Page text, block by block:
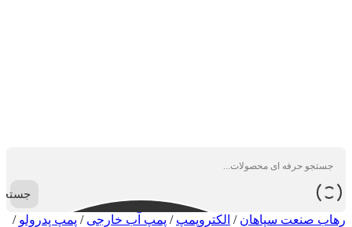
رهاب صنعت سپاهان / الکتروپمپ / پمپ آب خارجی / پمپ پدرولو /